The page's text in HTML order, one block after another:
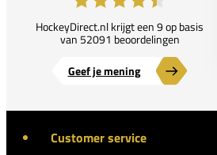
HockeyDirect.nl krijgt een 9 op basis
van 52091 beoordelingen
Geef je mening
Customer service